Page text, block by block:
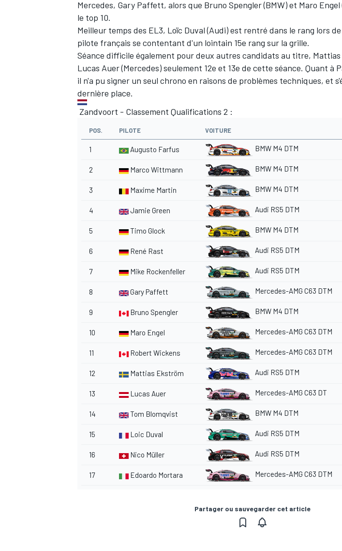
AUTRES CHAMPIONNATS
Mercedes, Gary Paffett, alors que Bruno Spengler (BMW) et Maro
le top 10.
Meilleur temps des EL3, Loïc Duval (Audi) est rentré dans le rang lors
pilote français se contentant d'un lointain 15e rang sur la grille.
Séance difficile également pour deux autres candidats au titre,
Lucas Auer (Mercedes) seulement 12e et 13e de cette séance. Quant à
il n'a pu signer un seul chrono en raisons de problèmes techniques, et
dernière place.
Zandvoort - Classement Qualifications 2 :
POS. PILOTE VOITURE
1 Augusto Farfus BMW M4 DTM
2 Marco Wittmann BMW M4 DTM
3 Maxime Martin BMW M4 DTM
4 Jamie Green Audi RS5 DTM
5 Timo Glock BMW M4 DTM
6 René Rast Audi RS5 DTM
7 Mike Rockenfeller Audi RS5 DTM
8 Gary Paffett Mercedes-AMG C63 DTM
9 Bruno Spengler BMW M4 DTM
10 Maro Engel Mercedes-AMG C63 DTM
11 Robert Wickens Mercedes-AMG C63 DTM
12 Mattias Ekström Audi RS5 DTM
13 Lucas Auer Mercedes-AMG C63 DT
14 Tom Blomqvist BMW M4 DTM
15 Loic Duval Audi RS5 DTM
16 Nico Müller Audi RS5 DTM
17 Edoardo Mortara Mercedes-AMG C63 DTM
Partager ou sauvegarder cet article